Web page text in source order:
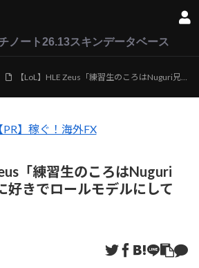
ノート26.13スキンデータベース
【LoL】HLE Zeus「練習生のころはNuguri兄さんが本当に好きでロールモデルにしていた」
PR】稼ぐ！海外FX
「練習生のころはNuguri
好きでロールモデルにして